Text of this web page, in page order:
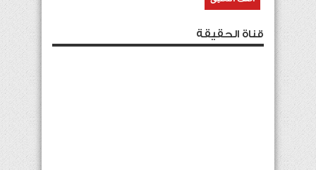
قناة الحقيقة